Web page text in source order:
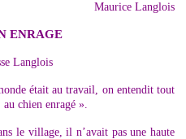
Maurice Langlois
ENRAGE
Langlois
était au travail, on entendit tout
chien enragé ».
le village, il n’avait pas une haute